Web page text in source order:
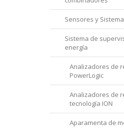
Sensores y
Sistema de
energía
Analizadores de
PowerLogic
Analizadores de
tecnología ION
Aparamenta de